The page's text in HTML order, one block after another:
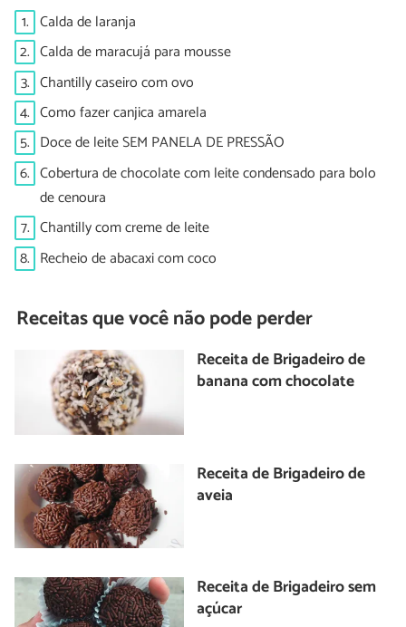
1. Calda de laranja
2. Calda de maracujá para mousse
3. Chantilly caseiro com ovo
4. Como fazer canjica amarela
5. Doce de leite SEM PANELA DE PRESSÃO
6. Cobertura de chocolate com leite condensado para bolo
de cenoura
7. Chantilly com creme de leite
8. Recheio de abacaxi com coco
Receitas que você não pode perder
Receita de Brigadeiro de
banana com chocolate
Receita de Brigadeiro de
aveia
Receita de Brigadeiro sem
açúcar